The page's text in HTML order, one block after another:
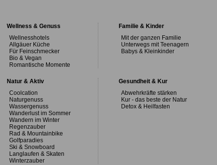
Wellness & Genuss
Wellnesshotels
Allgäuer Küche
Für Feinschmecker
Bio & Vegan
Romantische Momente
Familie & Kinder
Mit der ganzen Familie
Unterwegs mit Teenagern
Babys & Kleinkinder
Natur & Aktiv
Coolcation
Naturgenuss
Wassergenuss
Wanderlust im Sommer
Wandern im Winter
Regenzauber
Rad & Mountainbike
Golfparadies
Ski & Snowboard
Langlaufen & Skaten
Winterzauber
Gesundheit & Kur
Abwehrkräfte stärken
Kur - das beste der Natur
Detox & Heilfasten